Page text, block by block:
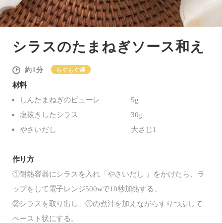
シラスのたまねぎソース和え
1 もぐもぐ期
材料
しんたまねぎのピューレ 5g
塩抜きしたシラス 30g
やさいだし 大さじ1
作り方
①耐熱容器にシラスを入れ「やさいだし 」をかけたら、ラ
ップをして電子レンジ500wで10秒加熱する。
②シラスを取り出し、①の煮汁を加えながらすりつぶして
ペースト状にする。